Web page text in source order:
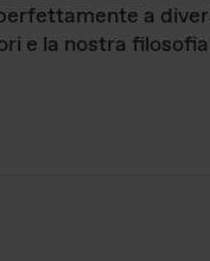
a
e la nostra